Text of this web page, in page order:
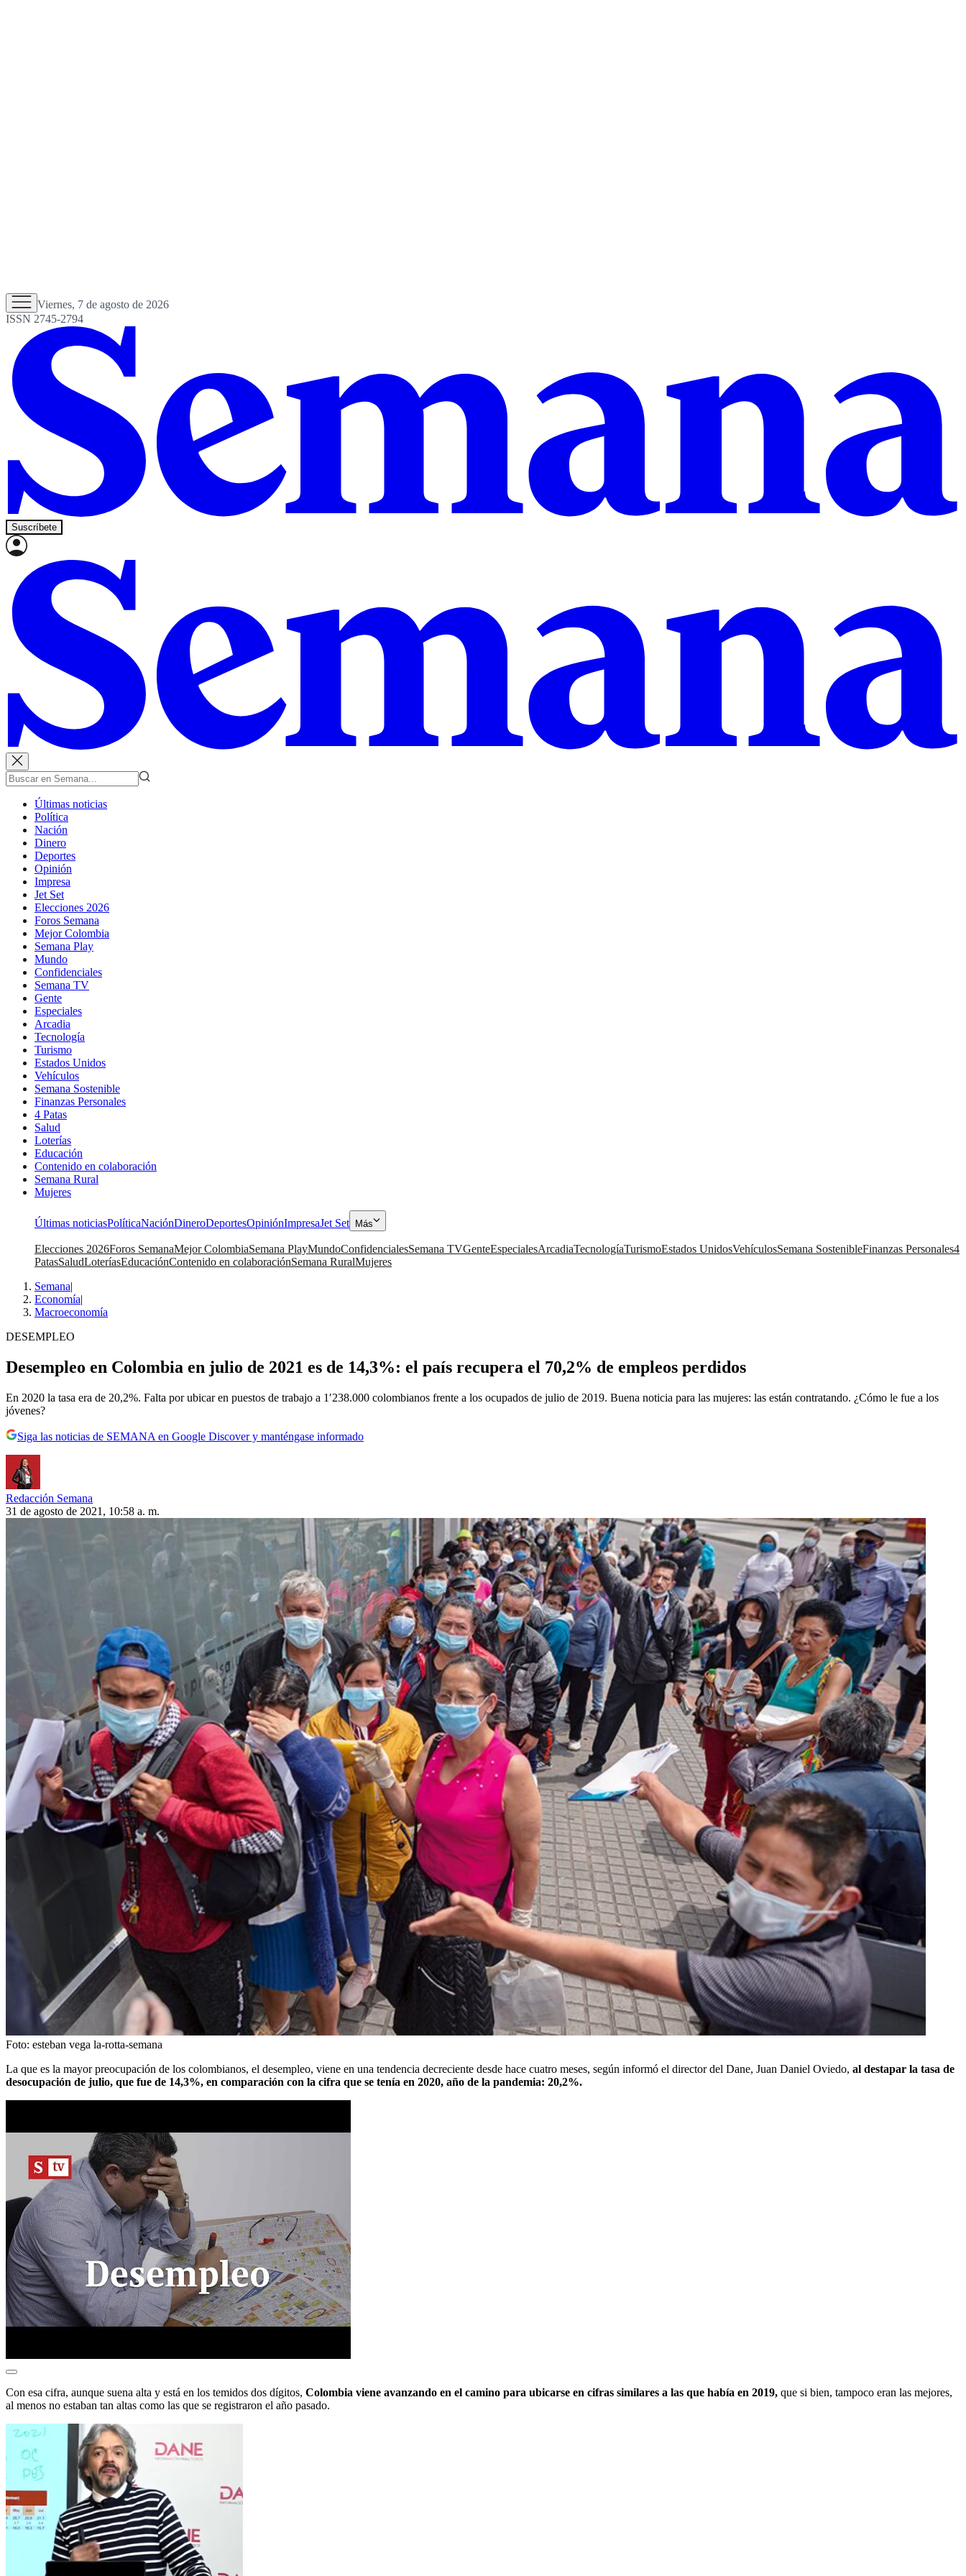
Viernes, 7 de agosto de 2026
ISSN 2745-2794
Suscríbete
Últimas noticias
Política
Nación
Dinero
Deportes
Opinión
Impresa
Jet Set
Elecciones 2026
Foros Semana
Mejor Colombia
Semana Play
Mundo
Confidenciales
Semana TV
Gente
Especiales
Arcadia
Tecnología
Turismo
Estados Unidos
Vehículos
Semana Sostenible
Finanzas Personales
4 Patas
Salud
Loterías
Educación
Contenido en colaboración
Semana Rural
Mujeres
Últimas noticiasPolíticaNaciónDineroDeportesOpiniónImpresaJet Set Más
Elecciones 2026Foros SemanaMejor ColombiaSemana PlayMundoConfidencialesSemana TVGenteEspecialesArcadiaTecnologíaTurismoEstados UnidosVehículosSemana SostenibleFinanzas Personales4
PatasSaludLoteríasEducaciónContenido en colaboraciónSemana RuralMujeres
Semana|
Economía|
Macroeconomía
DESEMPLEO
Desempleo en Colombia en julio de 2021 es de 14,3%: el país recupera el 70,2% de empleos perdidos
En 2020 la tasa era de 20,2%. Falta por ubicar en puestos de trabajo a 1′238.000 colombianos frente a los ocupados de julio de 2019. Buena noticia para las mujeres: las están contratando. ¿Cómo le fue a los
jóvenes?
Siga las noticias de SEMANA en Google Discover y manténgase informado
Redacción Semana
31 de agosto de 2021, 10:58 a. m.
Foto: esteban vega la-rotta-semana
La que es la mayor preocupación de los colombianos, el desempleo, viene en una tendencia decreciente desde hace cuatro meses, según informó el director del Dane, Juan Daniel Oviedo, al destapar la tasa de
desocupación de julio, que fue de 14,3%, en comparación con la cifra que se tenía en 2020, año de la pandemia: 20,2%.
Con esa cifra, aunque suena alta y está en los temidos dos dígitos, Colombia viene avanzando en el camino para ubicarse en cifras similares a las que había en 2019, que si bien, tampoco eran las mejores,
al menos no estaban tan altas como las que se registraron el año pasado.